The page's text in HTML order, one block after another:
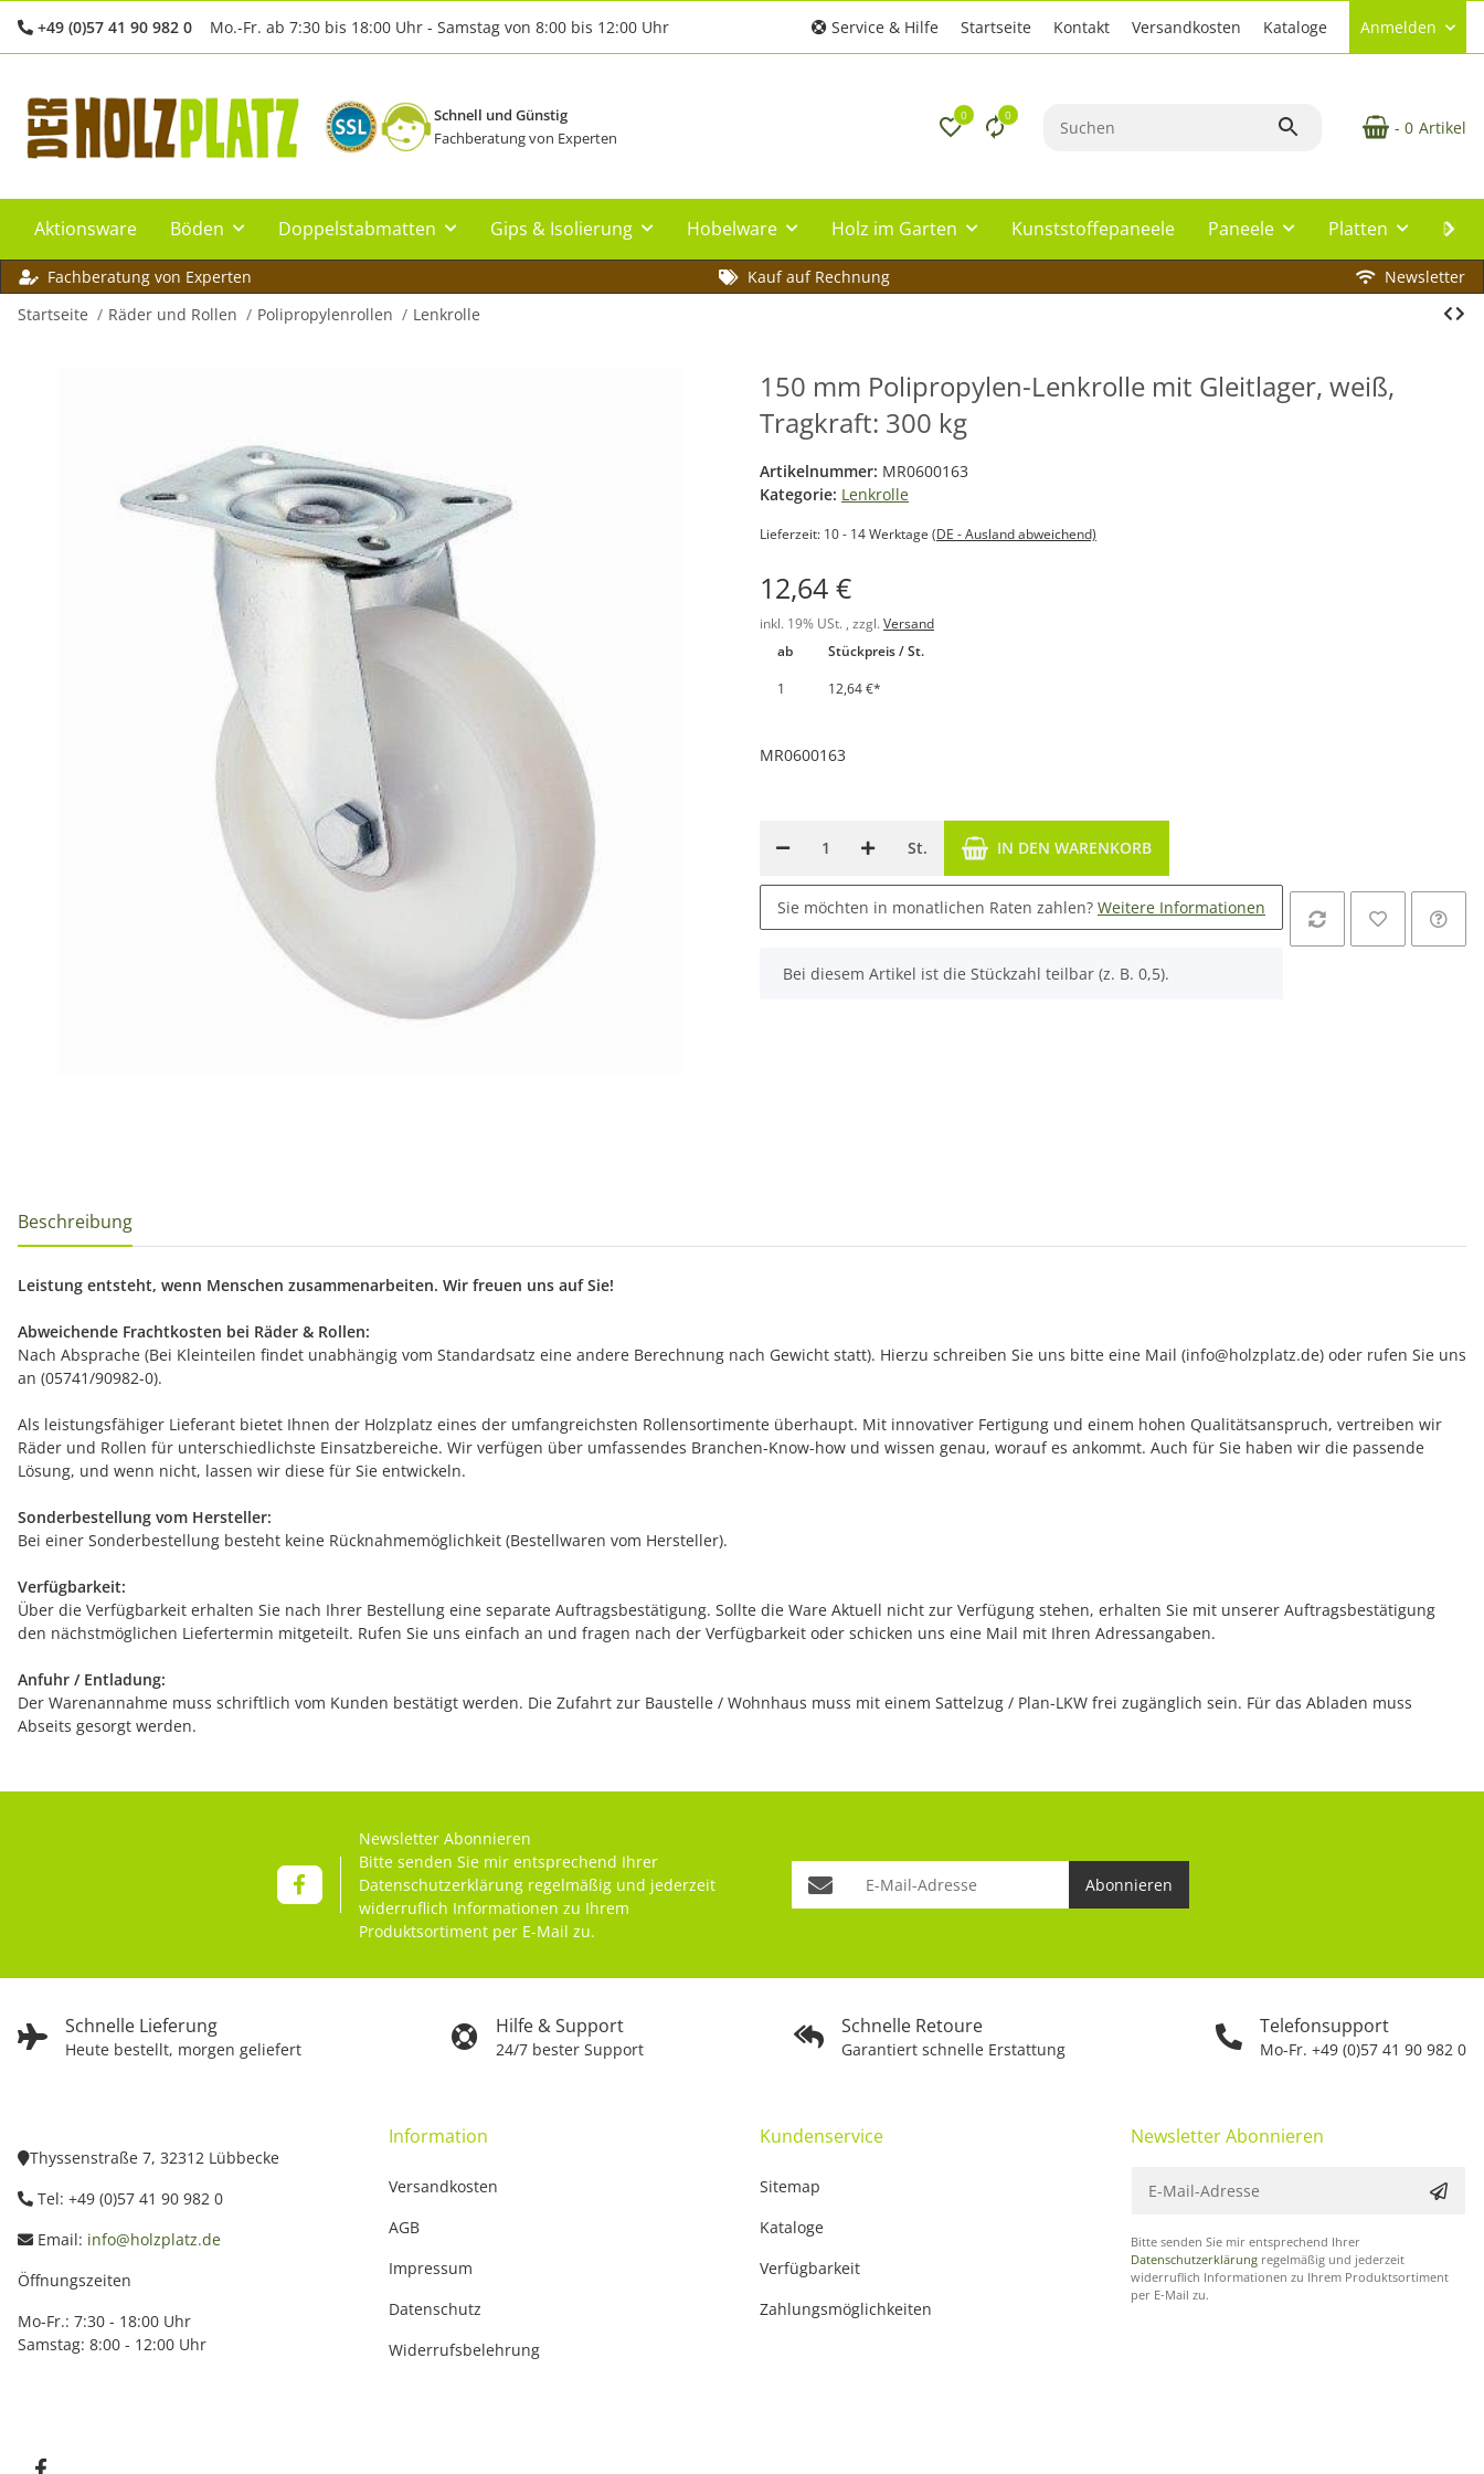
+49 (0)57 41 90 982 0 Mo.-Fr. ab 7:30 bis 18:00 Uhr - Samstag von 8:00 bis 12:00 Uhr Service & Hilfe Startseite Kontakt Versandkosten Kataloge Anmelden
Schnell und Günstig
Fachberatung von Experten
0 0
- 0 Artikel
Aktionsware Böden Doppelstabmatten Gips & Isolierung Hobelware Holz im Garten Kunststoffepaneele Paneele Platten
Fachberatung von Experten Kauf auf Rechnung
Newsletter
Startseite
Räder und Rollen Polipropylenrollen Lenkrolle
150 mm Polipropylen-Lenkrolle mit Gleitlager, weiß,
Tragkraft: 300 kg
Artikelnummer: MR0600163
Kategorie: Lenkrolle
Lieferzeit: 10 - 14 Werktage (DE - Ausland abweichend)
12,64 €
inkl. 19% USt. , zzgl. Versand
ab
Stückpreis / St.
1
12,64 €*
MR0600163
St. IN DEN WARENKORB
Sie möchten in monatlichen Raten zahlen? Weitere Informationen
x
Bei diesem Artikel ist die Stückzahl teilbar (z. B. 0,5).
Beschreibung
Leistung entsteht, wenn Menschen zusammenarbeiten. Wir freuen uns auf Sie!
Abweichende Frachtkosten bei Räder & Rollen:
Nach Absprache (Bei Kleinteilen findet unabhängig vom Standardsatz eine andere Berechnung nach Gewicht statt). Hierzu schreiben Sie uns bitte eine Mail (info@holzplatz.de) oder rufen Sie uns
an (05741/90982-0).
Als leistungsfähiger Lieferant bietet Ihnen der Holzplatz eines der umfangreichsten Rollensortimente überhaupt. Mit innovativer Fertigung und einem hohen Qualitätsanspruch, vertreiben wir
Räder und Rollen für unterschiedlichste Einsatzbereiche. Wir verfügen über umfassendes Branchen-Know-how und wissen genau, worauf es ankommt. Auch für Sie haben wir die passende
Lösung, und wenn nicht, lassen wir diese für Sie entwickeln.
Sonderbestellung vom Hersteller:
Bei einer Sonderbestellung besteht keine Rücknahmemöglichkeit (Bestellwaren vom Hersteller).
Verfügbarkeit:
Über die Verfügbarkeit erhalten Sie nach Ihrer Bestellung eine separate Auftragsbestätigung. Sollte die Ware Aktuell nicht zur Verfügung stehen, erhalten Sie mit unserer Auftragsbestätigung
den nächstmöglichen Liefertermin mitgeteilt. Rufen Sie uns einfach an und fragen nach der Verfügbarkeit oder schicken uns eine Mail mit Ihren Adressangaben.
Anfuhr / Entladung:
Der Warenannahme muss schriftlich vom Kunden bestätigt werden. Die Zufahrt zur Baustelle / Wohnhaus muss mit einem Sattelzug / Plan-LKW frei zugänglich sein. Für das Abladen muss
Abseits gesorgt werden.
Schnelle Lieferung
Heute bestellt, morgen geliefert
Hilfe & Support
24/7 bester Support
Schnelle Retoure
Garantiert schnelle Erstattung
Telefonsupport
Mo-Fr. +49 (0)57 41 90 982 0
Newsletter Abonnieren
Bitte senden Sie mir entsprechend Ihrer
Datenschutzerklärung regelmäßig und jederzeit
widerruflich Informationen zu Ihrem
Produktsortiment per E-Mail zu.
Abonnieren
Thyssenstraße 7, 32312 Lübbecke
Tel: +49 (0)57 41 90 982 0
Email: info@holzplatz.de
Öffnungszeiten
Mo-Fr.: 7:30 - 18:00 Uhr
Samstag: 8:00 - 12:00 Uhr
Information
Versandkosten
AGB
Impressum
Datenschutz
Widerrufsbelehrung
Kundenservice
Sitemap
Kataloge
Verfügbarkeit
Zahlungsmöglichkeiten
Newsletter Abonnieren
Bitte senden Sie mir entsprechend Ihrer
Datenschutzerklärung regelmäßig und jederzeit
widerruflich Informationen zu Ihrem Produktsortiment
per E-Mail zu.